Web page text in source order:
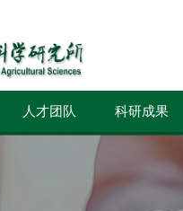
人才团队 科研成果